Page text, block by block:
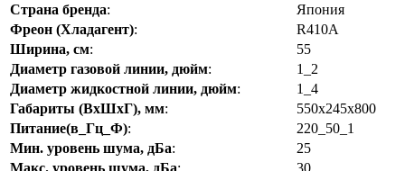
Страна бренда:
Япония
Фреон (Хладагент):
R410A
Ширина, см:
55
Диаметр газовой линии, дюйм:
1_2
Диаметр жидкостной линии, дюйм:
1_4
Габариты (ВхШхГ), мм:
550x245x800
Питание(в_Гц_Ф):
220_50_1
Мин. уровень шума, дБа:
25
Макс. уровень шума, дБа: 30